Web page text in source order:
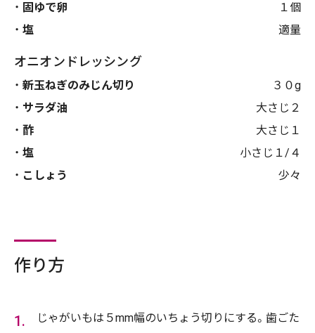
固ゆで卵
１個
塩
適量
オニオンドレッシング
新玉ねぎのみじん切り
３０g
サラダ油
大さじ２
酢
大さじ１
塩
小さじ１/４
こしょう
少々
作り方
じゃがいもは５mm幅のいちょう切りにする。歯ごた